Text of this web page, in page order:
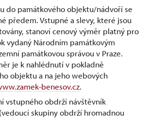
do památkového objektu/nádvoří se
předem. Vstupné a slevy, které jsou
stanoví cenový výměr platný pro
vydaný Národním památkovým
památkovou správou v Praze.
je k nahlédnutí v pokladně
objektu a na jeho webových
benesov.cz.
vstupného obdrží návštěvník
skupiny obdrží hromadnou